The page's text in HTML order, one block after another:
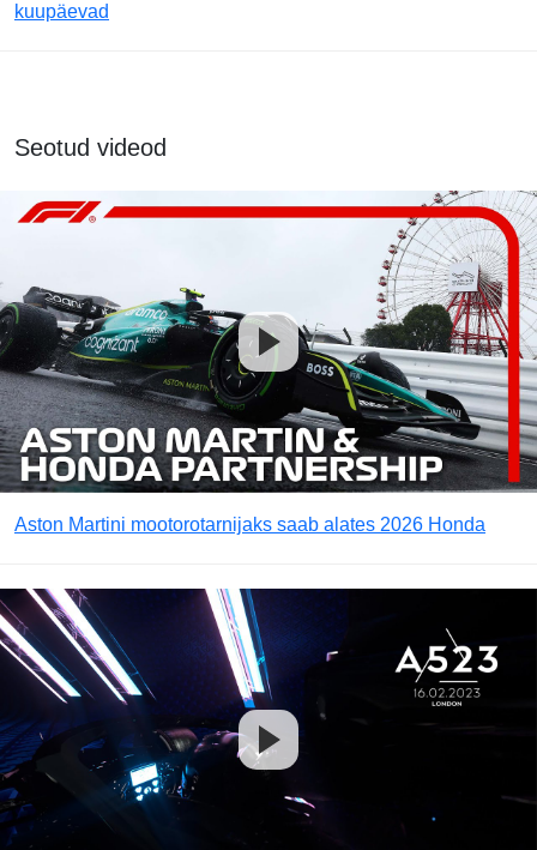
kuupäevad
Seotud videod
Aston Martini mootorotarnijaks saab alates 2026 Honda